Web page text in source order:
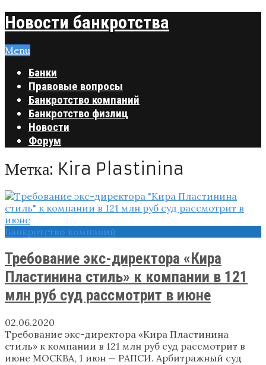
Новости банкротства
Menu
Банки
Правовые вопросы
Банкротство компаний
Банкротство физлиц
Новости
Форум
Метка: Kira Plastinina
Банкротство компаний
Требование экс-директора «Кира
Пластинина стиль» к компании в 121
млн руб суд рассмотрит в июне
02.06.2020
Требование экс-директора «Кира Пластинина
стиль» к компании в 121 млн руб суд рассмотрит в
июне МОСКВА, 1 июн — РАПСИ. Арбитражный суд